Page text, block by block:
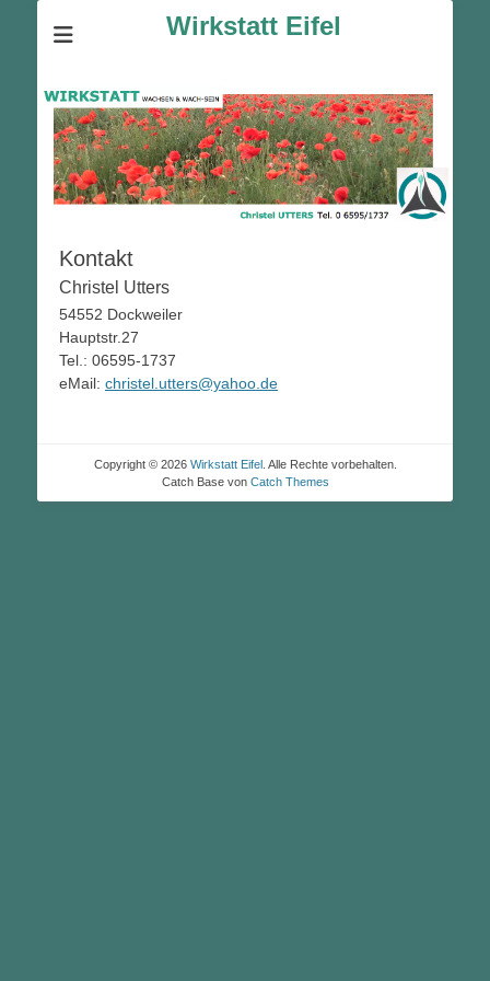
Wirkstatt Eifel
Kontakt
Christel Utters
54552 Dockweiler
Hauptstr.27
Tel.: 06595-1737
eMail: christel.utters@yahoo.de
Copyright © 2026 Wirkstatt Eifel . Alle Rechte vorbehalten.
Catch Base von Catch Themes